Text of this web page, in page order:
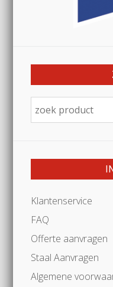
Klantenservice
FAQ
Offerte aanvragen
Staal Aanvragen
Algemene